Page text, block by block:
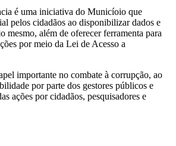
é uma iniciativa do Municíoio que
pelos cidadãos ao disponibilizar dados e
mesmo, além de oferecer ferramenta para
por meio da Lei de Acesso a
importante no combate à corrupção, ao
por parte dos gestores públicos e
ações por cidadãos, pesquisadores e